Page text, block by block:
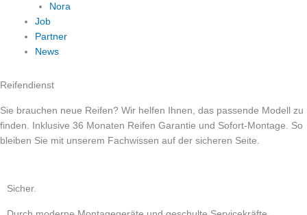
Nora
Job
Partner
News
Reifendienst
Sie brauchen neue Reifen? Wir helfen Ihnen, das passende Modell zu
finden. Inklusive 36 Monaten Reifen Garantie und Sofort-Montage. So
bleiben Sie mit unserem Fachwissen auf der sicheren Seite.
Sicher.